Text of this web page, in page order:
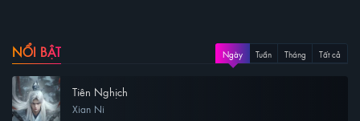
NỔI BẬT Ngày Tuần Tháng Tất cả
Tiên Nghịch
Xian Ni